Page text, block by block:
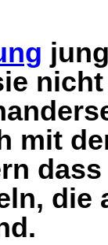
mit
die